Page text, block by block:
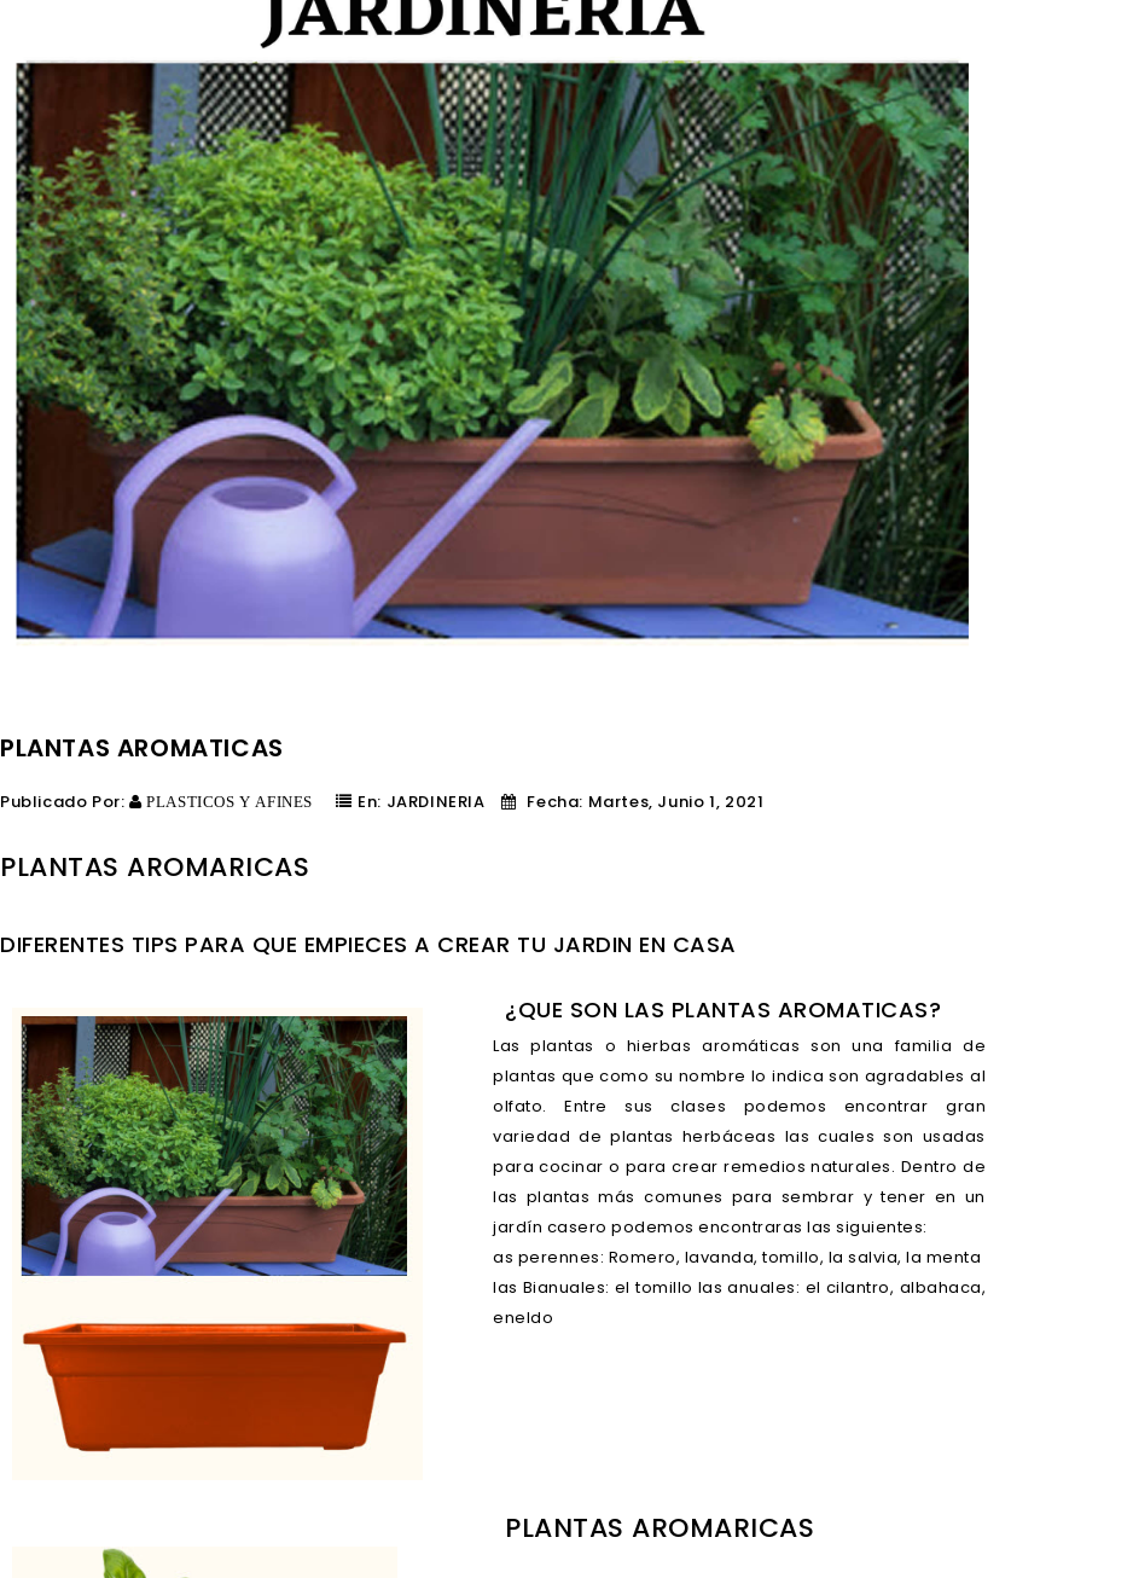
PLANTAS AROMATICAS
Publicado Por: PLASTICOS Y AFINES En: JARDINERIA Fecha: Martes, Junio1, 2021
PLANTAS AROMARICAS
DIFERENTES TIPS PARA QUE EMPIECES A CREAR TU JARDIN EN CASA
¿QUE SON LAS PLANTAS AROMATICAS?
Las plantas o hierbas aromáticas son una familia de
plantas que como su nombre lo indica son agradables al
olfato. Entre sus clases podemos encontrar gran
variedad de plantas herbáceas las cuales son usadas
para cocinar o para crear remedios naturales. Dentro de
las plantas más comunes para sembrar y tener en un
jardín casero podemos encontraras las siguientes:
as perennes: Romero, lavanda, tomillo, la salvia, la menta
las Bianuales: el tomillo las anuales: el cilantro, albahaca,
eneldo
PLANTAS AROMARICAS